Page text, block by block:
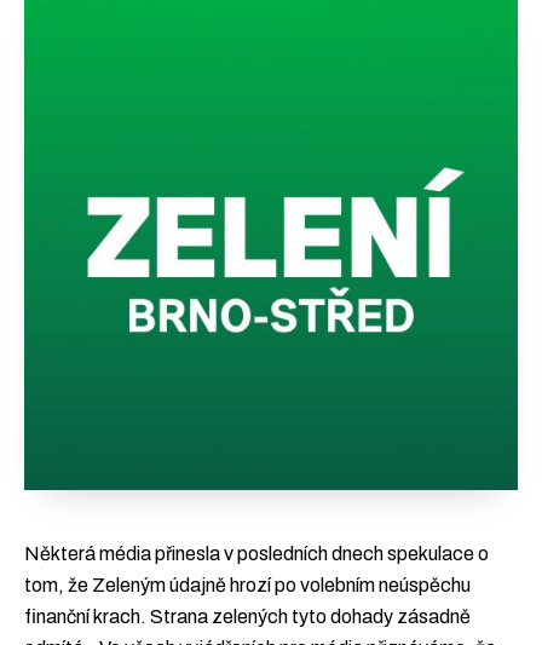
Některá média přinesla v posledních dnech spekulace o
tom, že Zeleným údajně hrozí po volebním neúspěchu
finanční krach. Strana zelených tyto dohady zásadně